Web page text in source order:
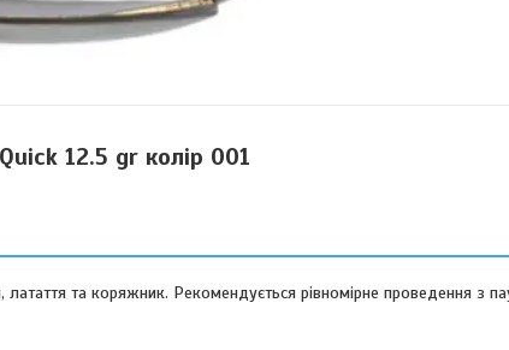
12.5 gr колір 001
та коряжник. Рекомендується рівномірне проведення з